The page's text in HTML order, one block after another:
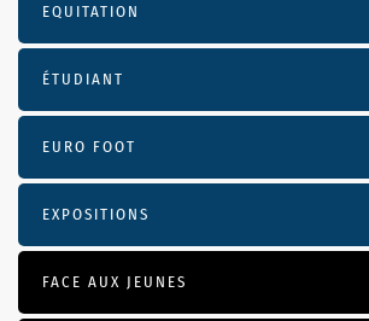
EQUITATION
ÉTUDIANT
EURO FOOT
EXPOSITIONS
FACE AUX JEUNES